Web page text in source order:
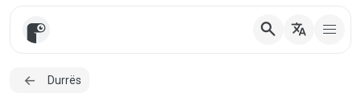
search translate
Durrës